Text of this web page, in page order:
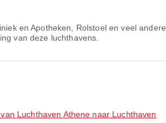
en Apotheken, Rolstoel en veel andere
van deze luchthavens.
Luchthaven Athene naar Luchthaven